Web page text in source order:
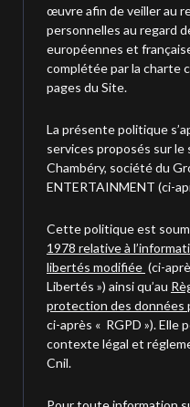
œuvre afin de veiller au
personnelles au regard
européennes et
complétée par la charte
pages du Site.
La présente politique
services proposés sur
Chambéry, société du
ENTERTAINMENT (ci-
Cette politique est
1978 relative à
libertés modifiée (ci-
Libertés ») ainsi qu’au
protection des données
ci-après « RGPD »). Elle
contexte légal et
Cnil.